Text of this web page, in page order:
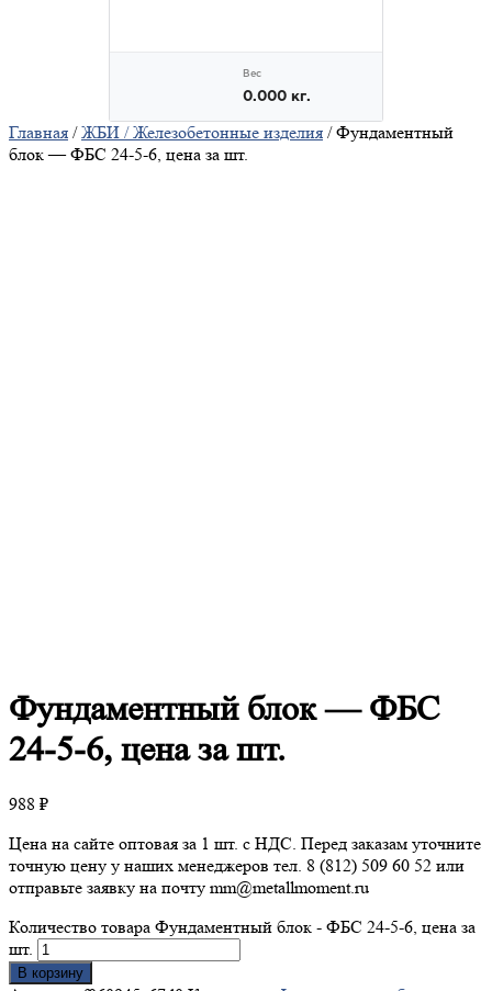
Главная /ЖБИ / Железобетонные изделия / Фундаментный
блок — ФБС 24-5-6, цена за шт.
Фундаментныйблок — ФБС
24-5-6, цена за шт.
988 ₽
Цена на сайте оптовая за 1 шт. с НДС. Перед заказам уточните
точную цену у наших менеджеров тел. 8 (812) 509 60 52 или
отправьте заявку на почту mm@metallmoment.ru
Количество товара Фундаментный блок - ФБС 24-5-6, цена за
шт.
В корзину